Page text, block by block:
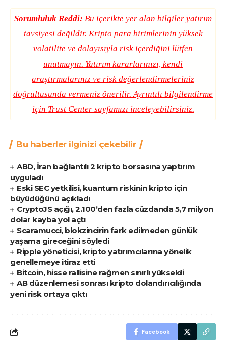
Sorumluluk Reddi: Bu içerikte yer alan bilgiler yatırım
tavsiyesi değildir. Kripto para birimlerinin yüksek
volatilite ve dolayısıyla risk içerdiğini lütfen
unutmayın. Yatırım kararlarınızı, kendi
araştırmalarınız ve risk değerlendirmeleriniz
doğrultusunda vermeniz önerilir. Ayrıntılı bilgilendirme
için Trust Centersayfamızı inceleyebilirsiniz.
Bu haberler ilginizi çekebilir
ABD, İran bağlantılı 2 kripto borsasına yaptırım
uyguladı
Eski SEC yetkilisi, kuantum riskinin kripto için
büyüdüğünü açıkladı
CryptoJS açığı, 2.100’den fazla cüzdanda 5,7 milyon
dolar kayba yol açtı
Scaramucci, blokzincirin fark edilmeden günlük
yaşama gireceğini söyledi
Ripple yöneticisi, kripto yatırımcılarına yönelik
genellemeye itiraz etti
Bitcoin, hisse rallisine rağmen sınırlı yükseldi
AB düzenlemesi sonrası kripto dolandırıcılığında
yeni risk ortaya çıktı
Facebook